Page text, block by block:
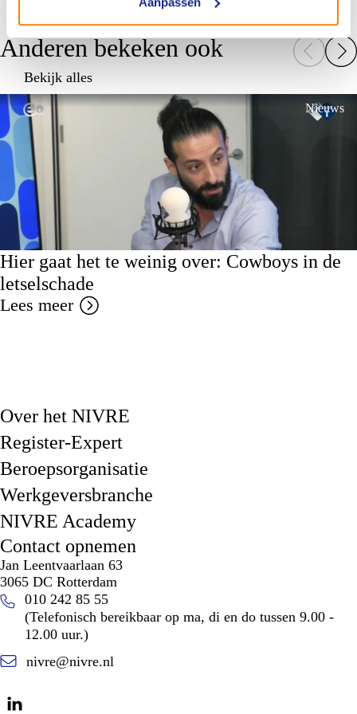
Anderen bekeken ook
Bekijk alles
Nieuws
Hier gaat het te weinig over: Cowboys in de
letselschade
Lees meer
Over het NIVRE
Register-Expert
Beroepsorganisatie
Werkgeversbranche
NIVRE Academy
Contact opnemen
Jan Leentvaarlaan 63
3065 DC Rotterdam
010 242 85 55
(Telefonisch bereikbaar op ma, di en do tussen 9.00 -
12.00 uur.)
nivre@nivre.nl